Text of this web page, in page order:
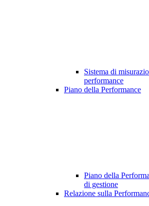
Sistema di
performance
Piano della Performance
Piano della
di gestione
Relazione sulla